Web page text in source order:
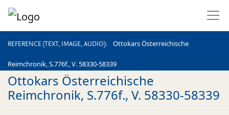
REFERENCE (TEXT, IMAGE, AUDIO) Ottokars Österreichische
Reimchronik, S.776f., V. 58330-58339
REFERENCE (TEXT, IMAGE, AUDIO)
Ottokars Österreichische
Reimchronik, S.776f., V. 58330-58339